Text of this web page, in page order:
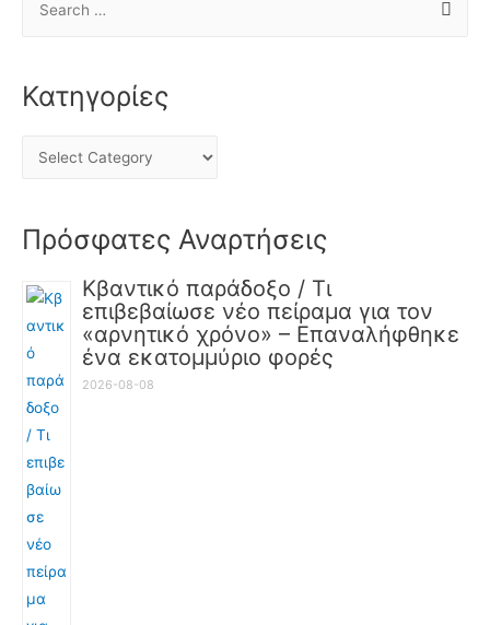
Κατηγορίες
Πρόσφατες Αναρτήσεις
Κβαντικό παράδοξο / Τι
επιβεβαίωσε νέο πείραμα για τον
«αρνητικό χρόνο» – Επαναλήφθηκε
ένα εκατομμύριο φορές
2026-08-08